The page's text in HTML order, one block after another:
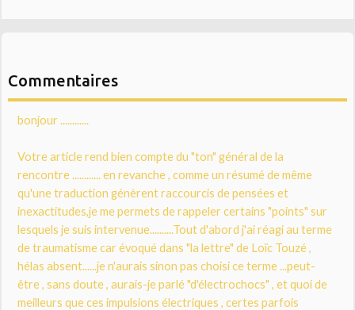
Commentaires
bonjour ............
Votre article rend bien compte du "ton" général de la
rencontre ............ en revanche , comme un résumé de même
qu'une traduction génèrent raccourcis de pensées et
inexactitudes,je me permets de rappeler certains "points" sur
lesquels je suis intervenue..........Tout d'abord j'ai réagi au terme
de traumatisme car évoqué dans "la lettre" de Loïc Touzé ,
hélas absent......je n'aurais sinon pas choisi ce terme ...peut-
être , sans doute , aurais-je parlé "d'électrochocs" , et quoi de
meilleurs que ces impulsions électriques , certes parfois